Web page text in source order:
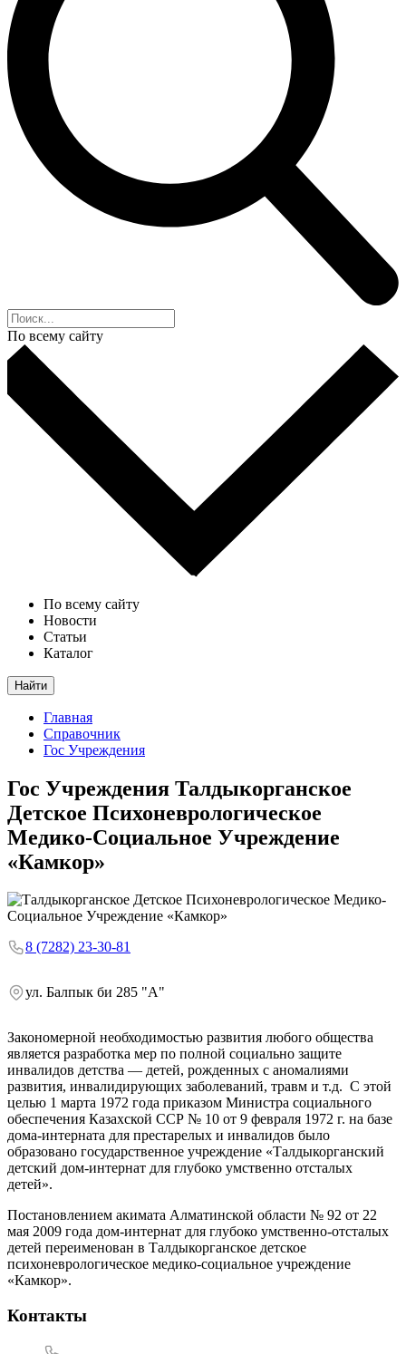
По всему сайту
По всему сайту
Новости
Статьи
Каталог
Найти
Главная
Справочник
Гос Учреждения
Гос Учреждения Талдыкорганское
Детское Психоневрологическое
Медико-Социальное Учреждение
«Камкор»
8 (7282) 23-30-81
ул. Балпык би 285 "А"
Закономерной необходимостью развития любого общества
является разработка мер по полной социально защите
инвалидов детства — детей, рожденных с аномалиями
развития, инвалидирующих заболеваний, травм и т.д. С этой
целью 1 марта 1972 года приказом Министра социального
обеспечения Казахской ССР № 10 от 9 февраля 1972 г. на базе
дома-интерната для престарелых и инвалидов было
образовано государственное учреждение «Талдыкорганский
детский дом-интернат для глубоко умственно отсталых
детей».
Постановлением акимата Алматинской области № 92 от 22
мая 2009 года дом-интернат для глубоко умственно-отсталых
детей переименован в Талдыкорганское детское
психоневрологическое медико-социальное учреждение
«Камкор».
Контакты